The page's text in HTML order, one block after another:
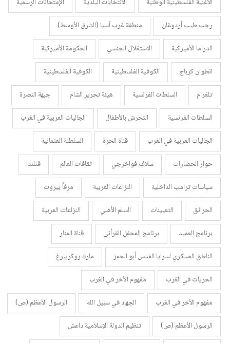
الأغنية الفلسطينية الوطنية الانتخابات البلدية
الإمتحانات الرسمية
رجب طيب أردوغان
منطقة غرب آسيا (الشرق الأوسط)
الدراما الأميركية
الاستغلال الجنسي
الحكومة الأميركية
انطوان كرباج
الكوفية الفلسطينية
الكوفية الفلسطينية
تلغرام
السلطات الفرنسية هيئة تحرير الشام
جبهة النصرة
السلطات الفرنسية
التحرش بالأطفال
الجاليات العربية في الغرب
الجاليات العربية في الغرب
قناة الحرة
السلطنة العثمانية
حوار الحضارات
سلاف فواخرجي ثقافات العالم
فنلندا
سياسات ترامب الداخلية
النزاعات العربية
مرفأ بيروت
الحرائق
التعيينات السلم الأهلي
النزاعات العربية
برنامج العميد
برنامج المحفل القرأني
قناة المنار
الناطق العسكري لسرايا القدس أبو الحمز
مارك زوكربيرغ
الحريات في الغرب
مفهوم الأخر في الغرب
مفهوم الأخر في الغرب
الجهاد في سبيل الله
الرسول الأعظم (ص)
الرسول الأعظم (ص)
تنظيم الدولة الإسلامية داعش